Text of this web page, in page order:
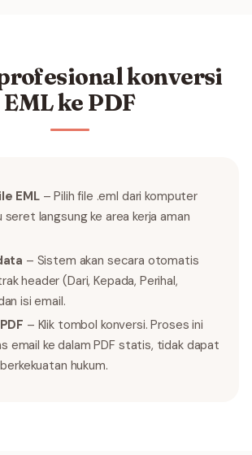
konversi
EML ke PDF
EML– Pilih file .eml dari komputer
seret langsung ke area kerja aman
– Sistem akan secara otomatis
header (Dari, Kepada, Perihal,
isi email.
– Klik tombol konversi. Proses ini
email ke dalam PDF statis, tidak dapat
hukum.